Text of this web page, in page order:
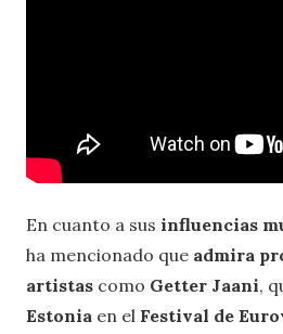
En cuanto a sus influencias
ha mencionado que admira
artistas como Getter Jaani,
Estonia en el Festival de